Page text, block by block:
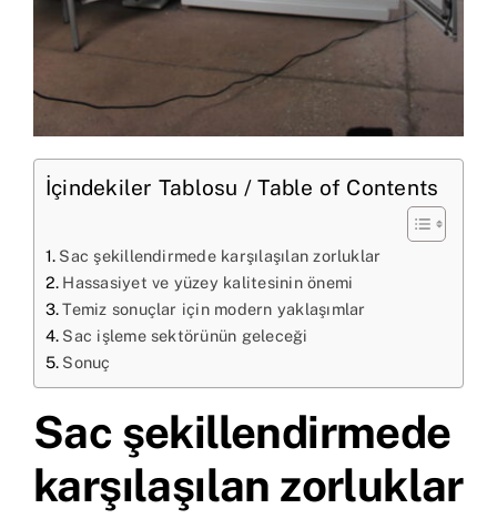
İçindekiler Tablosu / Table of Contents
Sac şekillendirmede karşılaşılan zorluklar
Hassasiyet ve yüzey kalitesinin önemi
Temiz sonuçlar için modern yaklaşımlar
Sac işleme sektörünün geleceği
Sonuç
Sac şekillendirmede
karşılaşılan zorluklar